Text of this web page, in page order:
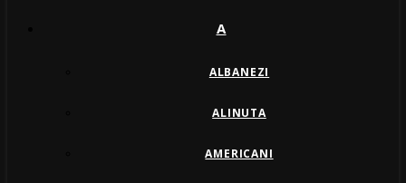
A
ALBANEZI
ALINUTA
AMERICANI